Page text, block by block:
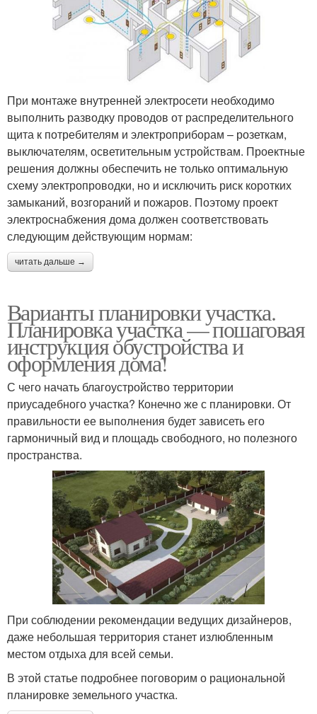
При монтаже внутренней электросети необходимо
выполнить разводку проводов от распределительного
щита к потребителям и электроприборам – розеткам,
выключателям, осветительным устройствам. Проектные
решения должны обеспечить не только оптимальную
схему электропроводки, но и исключить риск коротких
замыканий, возгораний и пожаров. Поэтому проект
электроснабжения дома должен соответствовать
следующим действующим нормам:
читать дальше →
Варианты планировки участка.
Планировка участка — пошаговая
инструкция обустройства и
оформления дома!
С чего начать благоустройство территории
приусадебного участка? Конечно же с планировки. От
правильности ее выполнения будет зависеть его
гармоничный вид и площадь свободного, но полезного
пространства.
При соблюдении рекомендации ведущих дизайнеров,
даже небольшая территория станет излюбленным
местом отдыха для всей семьи.
В этой статье подробнее поговорим о рациональной
планировке земельного участка.